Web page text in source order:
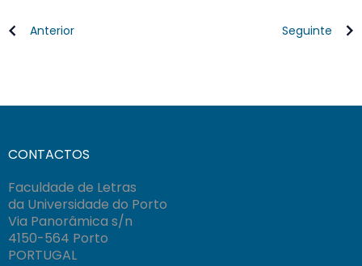
Anterior Seguinte
CONTACTOS
Faculdade de Letras
da Universidade do Porto
Via Panorâmica s/n
4150-564 Porto
PORTUGAL